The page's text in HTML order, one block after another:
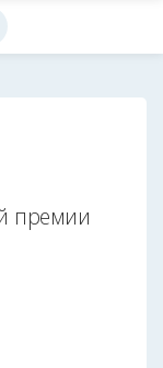
премии